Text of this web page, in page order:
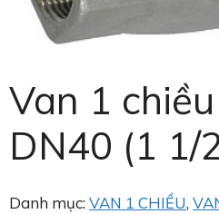
Van 1
DN40 (1 1/
Danh mục:VAN 1 CHIỀU,